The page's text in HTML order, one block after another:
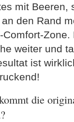
mit Beeren,
den Rand
Comfort-Zone.
weiter und
ist
die